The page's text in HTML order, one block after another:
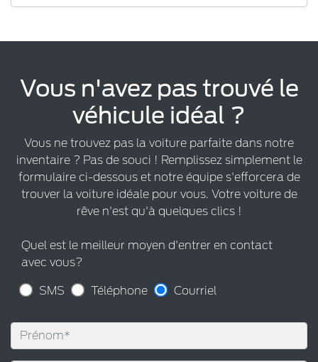
Vous n'avez pas trouvé le
véhicule idéal ?
Vous ne trouvez pas la voiture parfaite dans notre
inventaire ? Pas de souci ! Remplissez simplement le
formulaire ci-dessous et notre équipe s'efforcera de
trouver la voiture idéale pour vous. Votre voiture de
rêve n'est qu'à quelques clics !
Quel est le meilleur moyen d'entrer en contact
avec vous?
SMS Téléphone Courriel